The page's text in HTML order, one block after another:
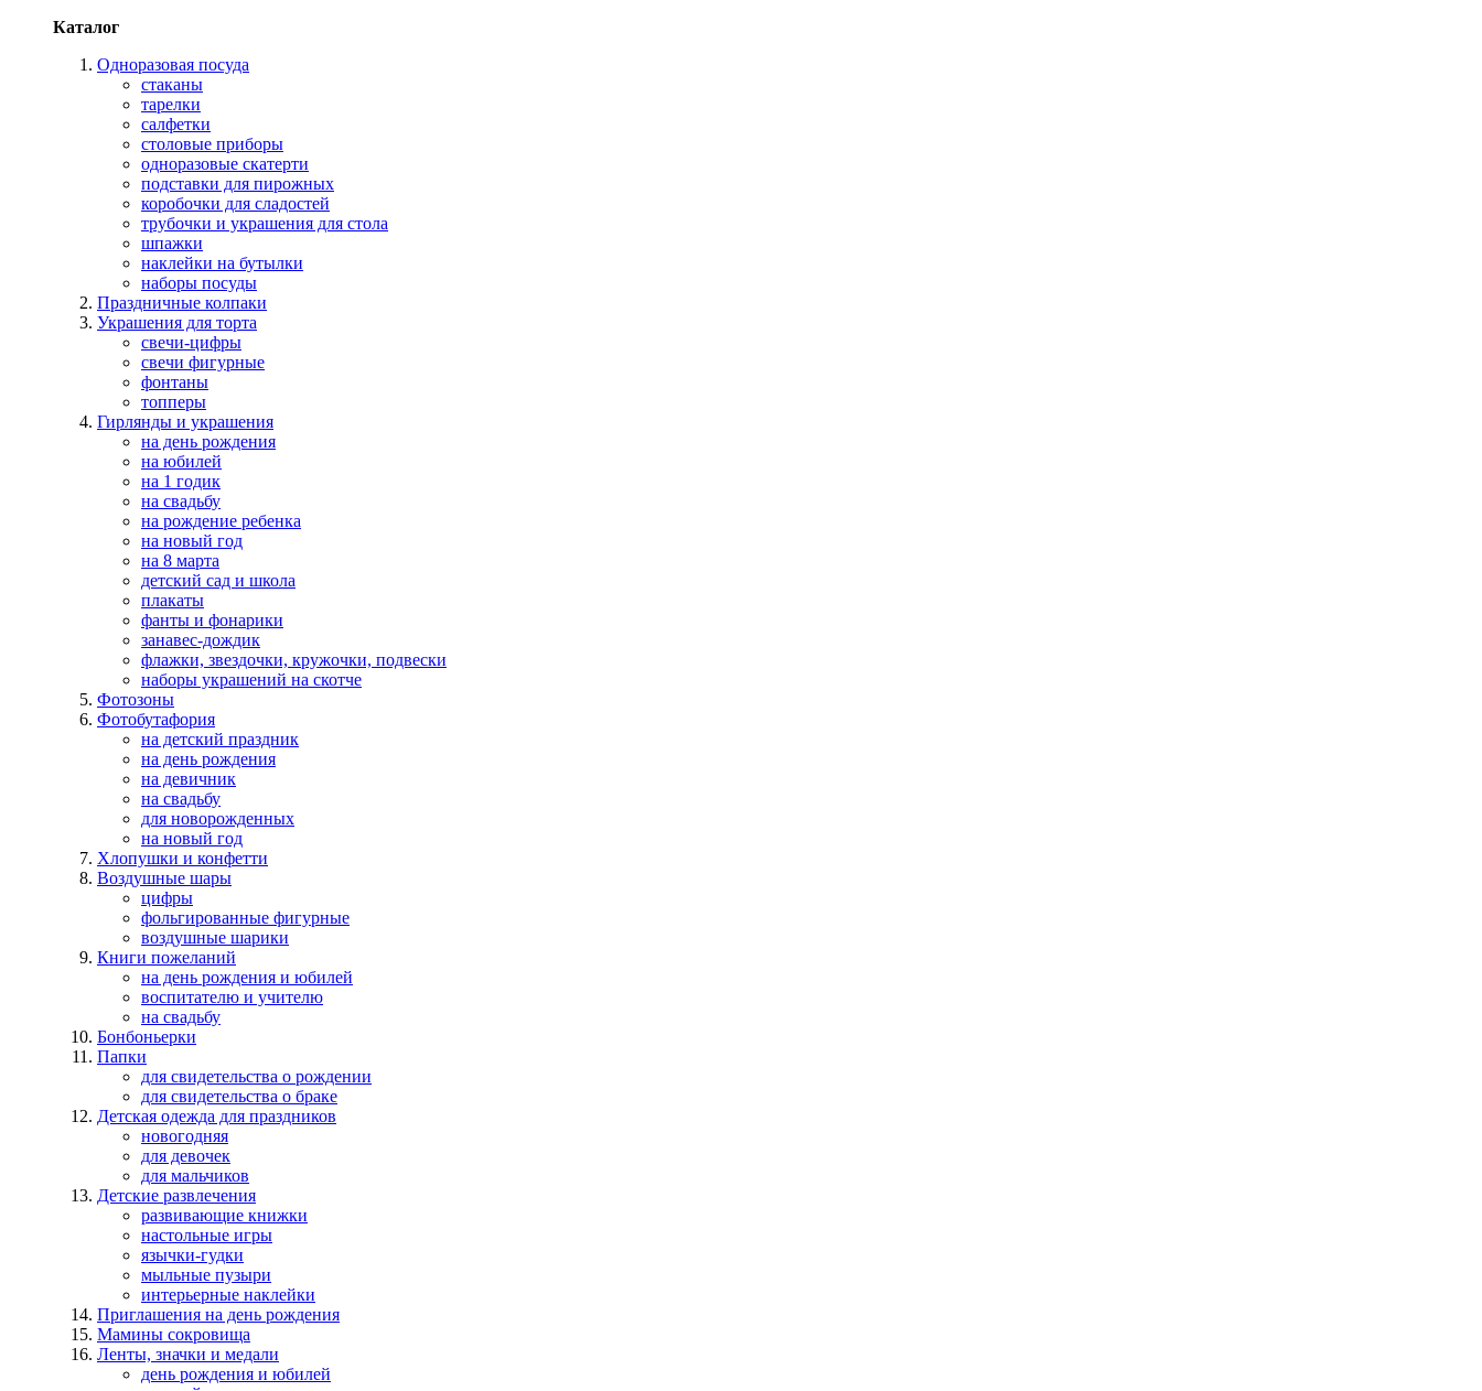
Каталог
Одноразовая посуда
стаканы
тарелки
салфетки
столовые приборы
одноразовые скатерти
подставки для пирожных
коробочки для сладостей
трубочки и украшения для стола
шпажки
наклейки на бутылки
наборы посуды
Праздничные колпаки
Украшения для торта
свечи-цифры
свечи фигурные
фонтаны
топперы
Гирлянды и украшения
на день рождения
на юбилей
на 1 годик
на свадьбу
на рождение ребенка
на новый год
на 8 марта
детский сад и школа
плакаты
фанты и фонарики
занавес-дождик
флажки, звездочки, кружочки, подвески
наборы украшений на скотче
Фотозоны
Фотобутафория
на детский праздник
на день рождения
на девичник
на свадьбу
для новорожденных
на новый год
Хлопушки и конфетти
Воздушные шары
цифры
фольгированные фигурные
воздушные шарики
Книги пожеланий
на день рождения и юбилей
воспитателю и учителю
на свадьбу
Бонбоньерки
Папки
для свидетельства о рождении
для свидетельства о браке
Детская одежда для праздников
новогодняя
для девочек
для мальчиков
Детские развлечения
развивающие книжки
настольные игры
язычки-гудки
мыльные пузыри
интерьерные наклейки
Приглашения на день рождения
Мамины сокровища
Ленты, значки и медали
день рождения и юбилей